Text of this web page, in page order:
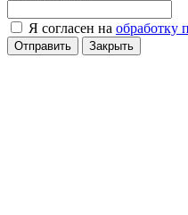
Я согласен на обработку
Отправить Закрыть